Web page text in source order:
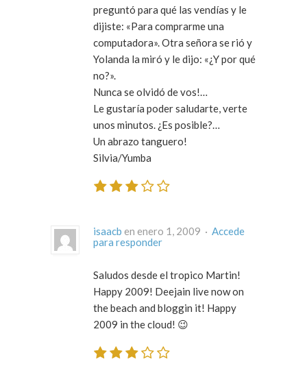
preguntó para qué las vendías y le
dijiste: «Para comprarme una
computadora». Otra señora se rió y
Yolanda la miró y le dijo: «¿Y por qué
no?».
Nunca se olvidó de vos!…
Le gustaría poder saludarte, verte
unos minutos. ¿Es posible?…
Un abrazo tanguero!
Silvia/Yumba
isaacb en enero 1, 2009 · Accede
para responder
Saludos desde el tropico Martin!
Happy 2009! Deejain live now on
the beach and bloggin it! Happy
2009 in the cloud! 😉